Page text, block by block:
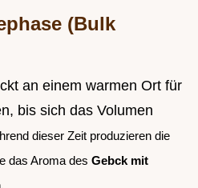
(Bulk
an einem warmen Ort für
bis sich das Volumen
dieser Zeit produzieren die
das Aroma des Gebck mit